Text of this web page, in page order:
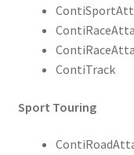
Mitas
ContiTrack
Sport Touring